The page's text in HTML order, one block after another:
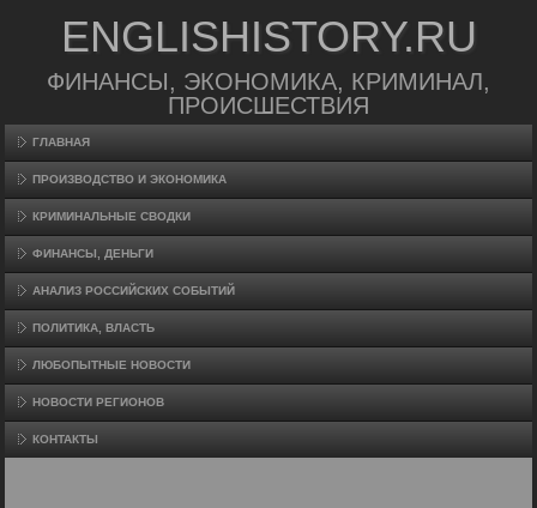
ENGLISHISTORY.RU
ФИНАНСЫ, ЭКОНОМИКА, КРИМИНАЛ,
ПРОИСШЕСТВИЯ
ГЛАВНАЯ
ПРОИЗВΟДСТВО И ЭКОНОМИКА
КРИМИНАЛЬНЫЕ СВОДКИ
ФИНАНСЫ, ДЕНЬГИ
АНАЛИЗ РОССИЙСКИХ СОБЫТИЙ
ПОЛИТИКА, ВЛАСТЬ
ЛЮБОПЫТНЫЕ НОВОСТИ
НОВОСТИ РЕГИОНОВ
КОНТАКТЫ